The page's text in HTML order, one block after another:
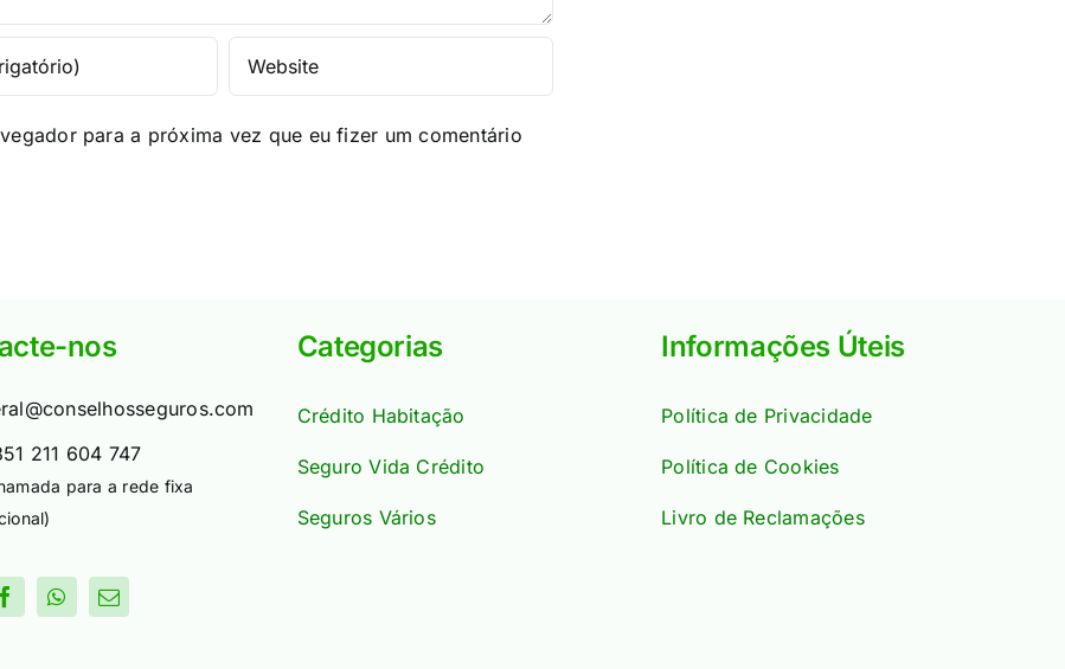
para a próxima vez que eu fizer um comentário
nos
211 604 747
para a rede fixa
Categorias
Crédito Habitação
Seguro Vida Crédito
Seguros Vários
Informações Úteis
Política de Privacidade
Política de Cookies
Livro de Reclamações